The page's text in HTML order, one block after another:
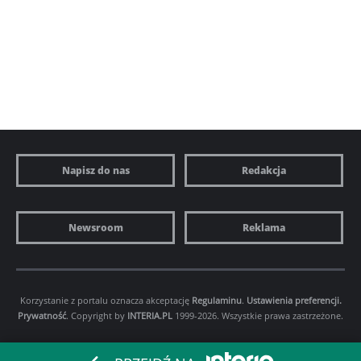
Napisz do nas Redakcja
Newsroom Reklama
Korzystanie z portalu oznacza akceptację Regulaminu. Ustawienia preferencji.
Prywatność. Copyright by INTERIA.PL 1999-2026. Wszystkie prawa zastrzeżone.